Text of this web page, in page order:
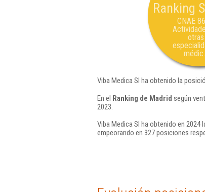
Ranking
CNAE
otras
Viba Medica Sl ha obtenido la
En el Ranking de Madrid según
2023.
Viba Medica Sl ha obtenido en 2024
empeorando en 327 posiciones